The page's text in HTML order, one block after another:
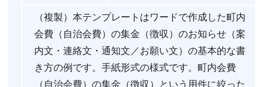
（複製）本テンプレートはワードで作成した町内
会費（自治会費）の集金（徴収）のお知らせ（案
内文・連絡文・通知文／お願い文）の基本的な書
き方の例です。手紙形式の様式です。町内会費
（自治会費）の集金（徴収）という用件に絞った